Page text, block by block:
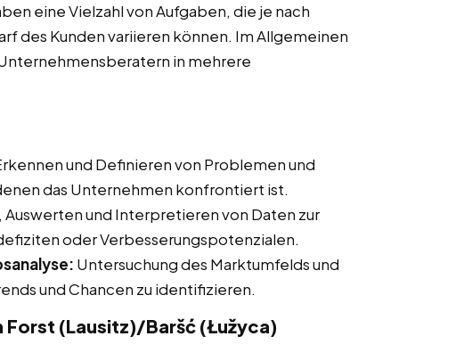
eine Vielzahl von Aufgaben, die je nach
des Kunden variieren können. Im Allgemeinen
in mehrere
und Definieren von Problemen und
das Unternehmen konfrontiert ist.
Auswerten und Interpretieren von Daten zur
oder Verbesserungspotenzialen.
Untersuchung des Marktumfelds und
und Chancen zu identifizieren.
(Lausitz)/Baršć (Łužyca)